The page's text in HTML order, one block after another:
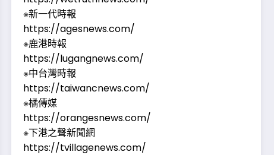
※新一代時報
https://agesnews.com/
※鹿港時報
https://lugangnews.com/
※中台灣時報
https://taiwancnews.com/
※橘傳媒
https://orangesnews.com/
※下港之聲新聞網
https://tvillagenews.com/